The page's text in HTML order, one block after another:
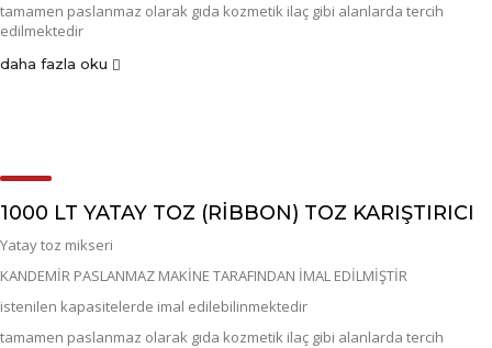
tamamen paslanmaz olarak gıda kozmetik ilaç gibi alanlarda tercih
edilmektedir
daha fazla oku
1000 LT YATAY TOZ (RİBBON) TOZ KARIŞTIRICI
Yatay toz mikseri
KANDEMİR PASLANMAZ MAKİNE TARAFINDAN İMAL EDİLMİŞTİR
istenilen kapasitelerde imal edilebilinmektedir
tamamen paslanmaz olarak gıda kozmetik ilaç gibi alanlarda tercih